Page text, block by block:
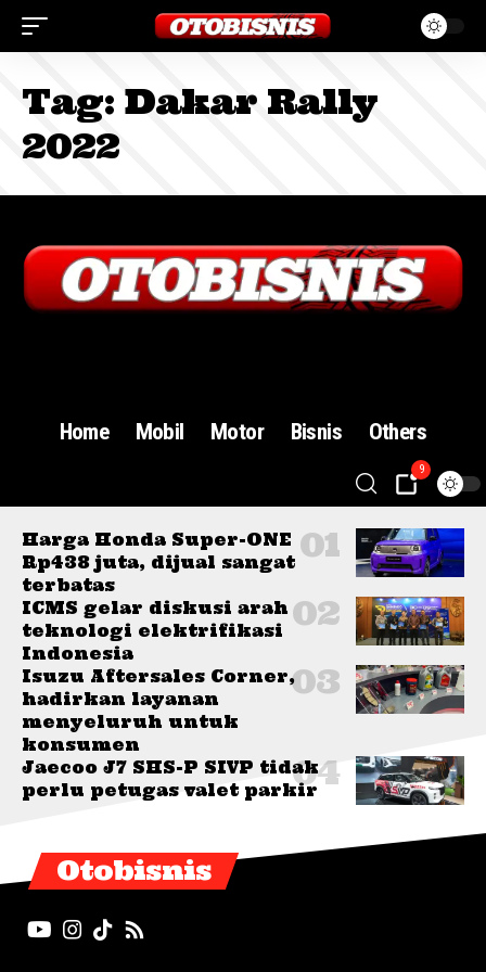
Tag: Dakar Rally
2022
Home Mobil Motor Bisnis Others
9
Harga Honda Super-ONE
Rp438 juta, dijual sangat
terbatas
ICMS gelar diskusi arah
teknologi elektrifikasi
Indonesia
Isuzu Aftersales Corner,
hadirkan layanan
menyeluruh untuk
konsumen
Jaecoo J7 SHS-P SIVP tidak
perlu petugas valet parkir
Otobisnis